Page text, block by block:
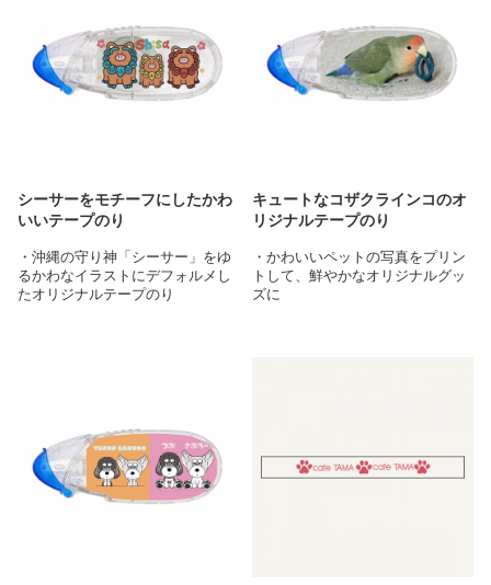
としてなど様々なシーンで大活躍
としてなど様々なシーンで大活躍
シーサーをモチーフにしたかわ
いいテープのり
・沖縄の守り神「シーサー」をゆ
るかわなイラストにデフォルメし
たオリジナルテープのり
としてなど様々なシーンで大活躍
キュートなコザクラインコのオ
リジナルテープのり
・かわいいペットの写真をプリン
トして、鮮やかなオリジナルグッ
ズに